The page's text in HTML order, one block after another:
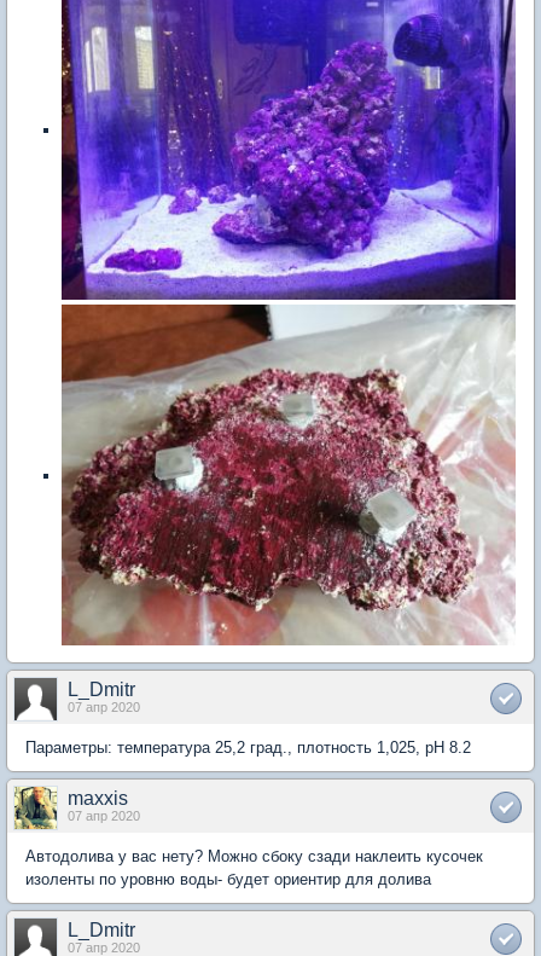
L_Dmitr
07 апр 2020
Параметры: температура 25,2 град., плотность 1,025, pH 8.2
maxxis
07 апр 2020
Автодолива у вас нету? Можно сбоку сзади наклеить кусочек
изоленты по уровню воды- будет ориентир для долива
L_Dmitr
07 апр 2020